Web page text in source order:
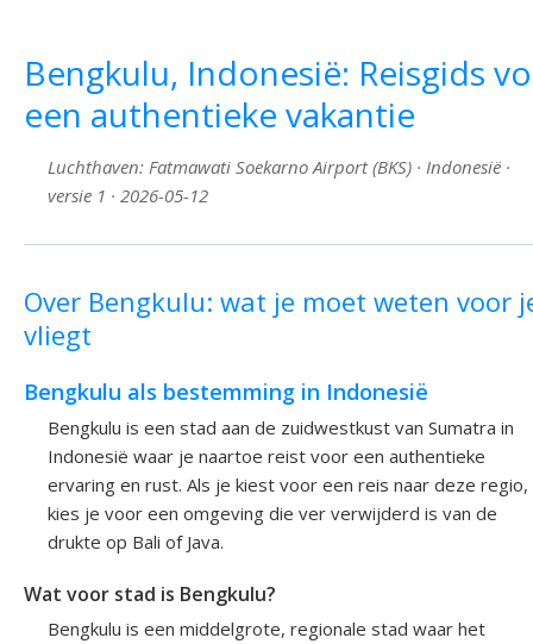
Bengkulu, Indonesië: Reisgids
een authentieke vakantie
Luchthaven: Fatmawati Soekarno Airport (BKS) · Indonesië ·
versie 1 · 2026-05-12
Over Bengkulu: wat je moet weten voor
vliegt
Bengkulu als bestemming in Indonesië
Bengkulu is een stad aan de zuidwestkust van Sumatra in
Indonesië waar je naartoe reist voor een authentieke
ervaring en rust. Als je kiest voor een reis naar deze regio,
kies je voor een omgeving die ver verwijderd is van de
drukte op Bali of Java.
Wat voor stad is Bengkulu?
Bengkulu is een middelgrote, regionale stad waar het